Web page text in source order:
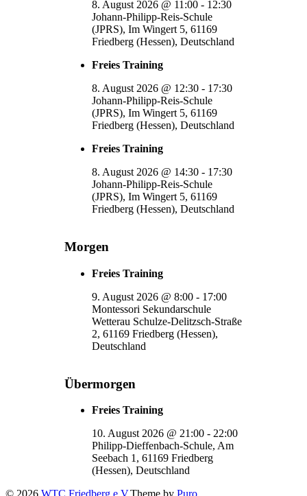
8. August 2026 @ 11:00 - 12:30
Johann-Philipp-Reis-Schule
(JPRS), Im Wingert 5, 61169
Friedberg (Hessen), Deutschland
Freies Training
8. August 2026 @ 12:30 - 17:30
Johann-Philipp-Reis-Schule
(JPRS), Im Wingert 5, 61169
Friedberg (Hessen), Deutschland
Freies Training
8. August 2026 @ 14:30 - 17:30
Johann-Philipp-Reis-Schule
(JPRS), Im Wingert 5, 61169
Friedberg (Hessen), Deutschland
Morgen
Freies Training
9. August 2026 @8:00 - 17:00
Montessori Sekundarschule
Wetterau Schulze-Delitzsch-Straße
2, 61169 Friedberg (Hessen),
Deutschland
Übermorgen
Freies Training
10. August 2026 @ 21:00 - 22:00
Philipp-Dieffenbach-Schule, Am
Seebach 1, 61169 Friedberg
(Hessen), Deutschland